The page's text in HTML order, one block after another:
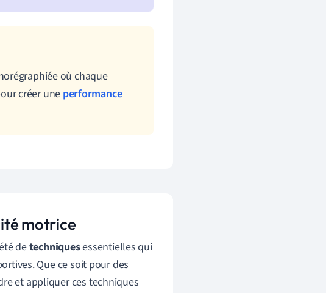
où chaque
créer une performance
motrice
detechniquesessentielles qui
Que ce soit pour des
et appliquer ces techniques